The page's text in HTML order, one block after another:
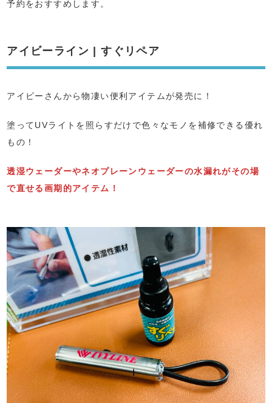
予約をおすすめします。
アイビーライン | すぐリペア
アイビーさんから物凄い便利アイテムが発売に！
塗ってUVライトを照らすだけで色々なモノを補修できる優れ
もの！
透湿ウェーダーやネオプレーンウェーダーの水漏れがその場
で直せる画期的アイテム！